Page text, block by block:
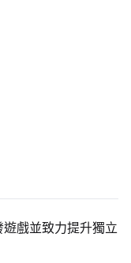
戲並致力提升獨立